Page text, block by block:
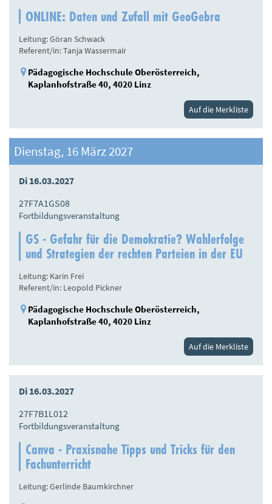
ONLINE: Daten und Zufall mit GeoGebra
Leitung: Göran Schwack
Referent/in: Tanja Wassermair
Pädagogische Hochschule Oberösterreich,
Kaplanhofstraße 40, 4020 Linz
Auf die Merkliste
Dienstag, 16 März 2027
Di 16.03.2027
27F7A1GS08
Fortbildungsveranstaltung
GS - Gefahr für die Demokratie? Wahlerfolge
und Strategien der rechten Parteien in der EU
Leitung: Karin Frei
Referent/in: Leopold Pickner
Pädagogische Hochschule Oberösterreich,
Kaplanhofstraße 40, 4020 Linz
Auf die Merkliste
Di 16.03.2027
27F7B1L012
Fortbildungsveranstaltung
Canva - Praxisnahe Tipps und Tricks für den
Fachunterricht
Leitung: Gerlinde Baumkirchner